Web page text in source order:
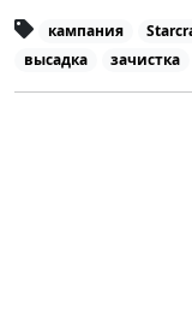
кампания
высадка
зачистка